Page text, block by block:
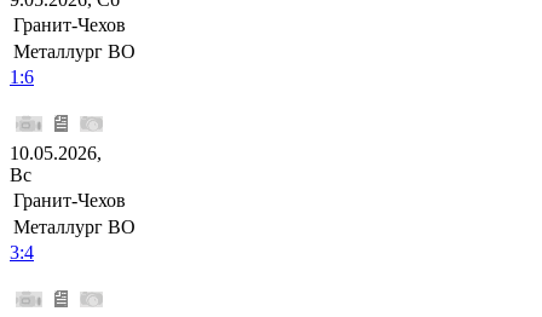
Гранит-Чехов
Металлург ВО
1:6
10.05.2026,
Вс
Гранит-Чехов
Металлург ВО
3:4